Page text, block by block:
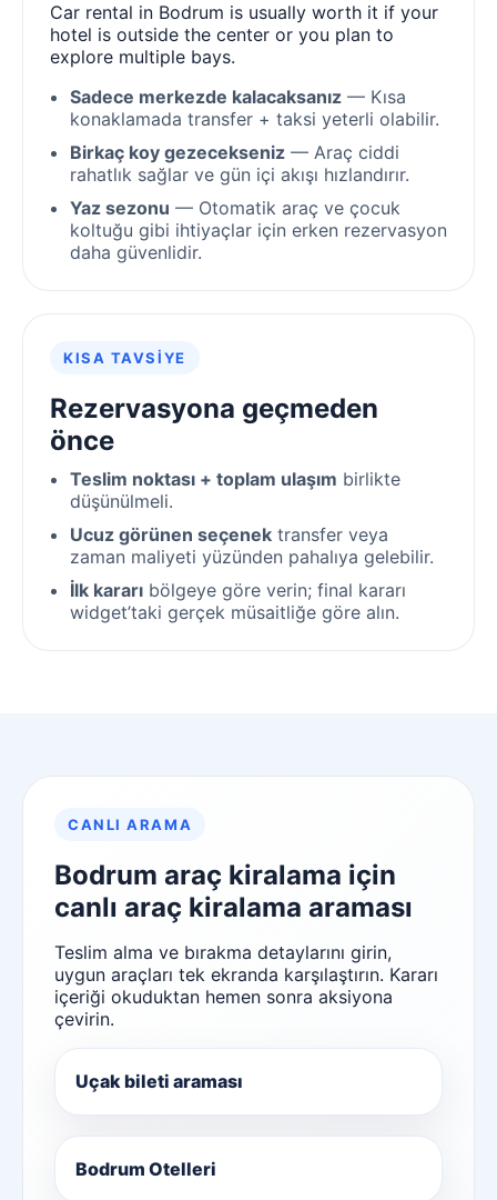
Car rental in Bodrum is usually worth it if your
hotel is outside the center or you plan to
explore multiple bays.
Sadece merkezde kalacaksanız — Kısa
konaklamada transfer + taksi yeterli olabilir.
Birkaç koy gezecekseniz — Araç ciddi
rahatlık sağlar ve gün içi akışı hızlandırır.
Yaz sezonu — Otomatik araç ve çocuk
koltuğu gibi ihtiyaçlar için erken rezervasyon
daha güvenlidir.
KISA TAVSIYE
Rezervasyona geçmeden
önce
Teslim noktası + toplam ulaşım birlikte
düşünülmeli.
Ucuz görünen seçenek transfer veya
zaman maliyeti yüzünden pahalıya gelebilir.
İlk kararı bölgeye göre verin; final kararı
widget’taki gerçek müsaitliğe göre alın.
CANLI ARAMA
Bodrum araç kiralama için
canlı araç kiralama araması
Teslim alma ve bırakma detaylarını girin,
uygun araçları tek ekranda karşılaştırın. Kararı
içeriği okuduktan hemen sonra aksiyona
çevirin.
Uçak bileti araması
Bodrum Otelleri